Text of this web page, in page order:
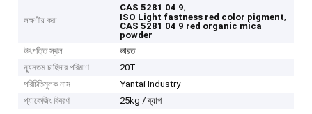
লক্ষণীয় করা
CAS 5281 04 9,
ISO Light fastness red color pigment,
CAS 5281 04 9 red organic mica
powder
উৎপত্তি স্থল
ভারত
ন্যূনতম চাহিদার পরিমাণ
20T
পরিচিতিমুলক নাম
Yantai Industry
প্যাকেজিং বিবরণ
25kg / ব্যাগ